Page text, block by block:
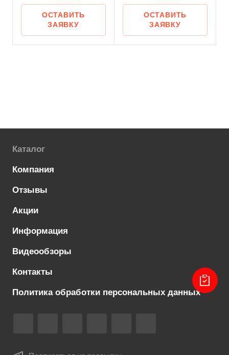
ОСТАВИТЬ
ЗАЯВКУ
ОСТАВИТЬ
ЗАЯВКУ
Каталог
Компания
Отзывы
Акции
Информация
Видеообзоры
Контакты
Политика обработки персональных данных